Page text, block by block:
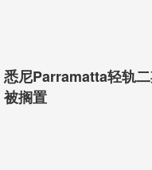
悉尼Parramatta轻轨
被搁置